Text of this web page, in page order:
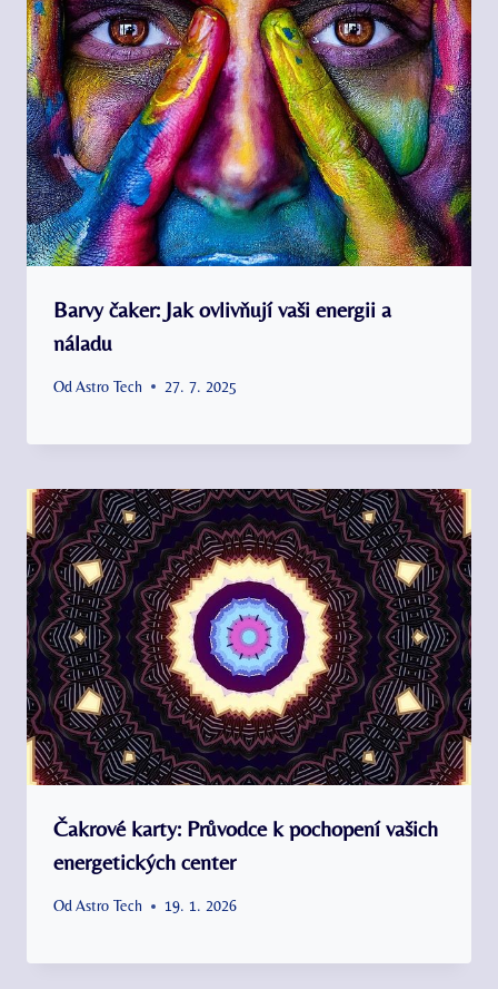
Barvy čaker: Jak ovlivňují vaši energii a
náladu
Od Astro Tech 27. 7. 2025
Čakrové karty: Průvodce k pochopení vašich
energetických center
Od Astro Tech 19. 1. 2026